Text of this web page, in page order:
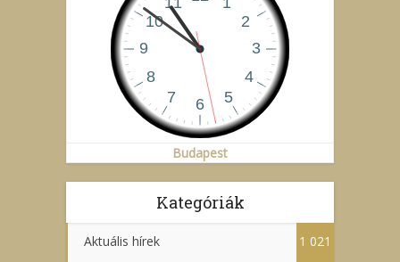
Budapest
Kategóriák
Aktuális hírek 1 021